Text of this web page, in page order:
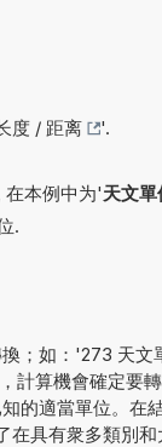
度 / 距离
'.
在本例中为'天文單
.
；如：'273 天文
計算機會確定要
的適當單位。在
具有衆多類別和